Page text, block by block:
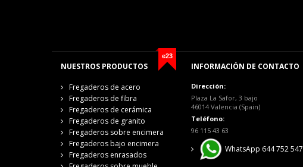
e23
NUESTROS PRODUCTOS
Fregaderos de acero
Fregaderos de fibra
Fregaderos de cerámica
Fregaderos de granito
Fregaderos sobre encimera
Fregaderos bajo encimera
Fregaderos enrasados
INFORMACIÓN DE CONTACTO
Dirección:
Plaza La Safor, 3 bajo
46014 Valencia (Spain)
Teléfono:
96 115 43 63
WhatsApp 644 752 547